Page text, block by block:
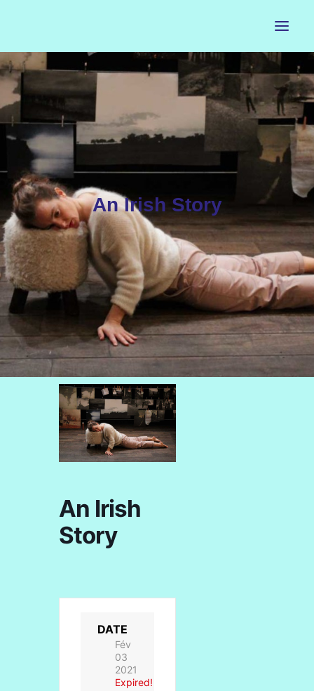
ACCUEIL
LE PETIT BUREAU
CONTACTS
CALENDRIER
ARTISTES
NEWSLETTER
INSTAGRAM
FACEBOOK
An Irish Story
An Irish
Story
DATE
Fév
03
2021
Expired!